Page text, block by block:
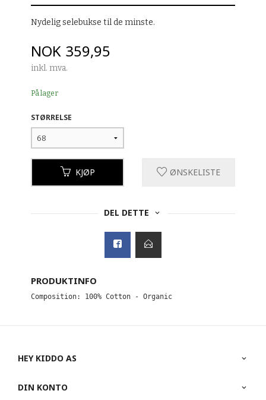
Nydelig selebukse til de minste.
Pris
NOK 359,95
inkl. mva.
På lager
STØRRELSE
KJØP ØNSKELISTE
DEL DETTE
PRODUKTINFO
Composition: 100% Cotton - Organic
HEY KIDDO AS
DIN KONTO